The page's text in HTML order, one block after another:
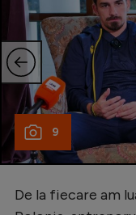
9
De la fiecare am